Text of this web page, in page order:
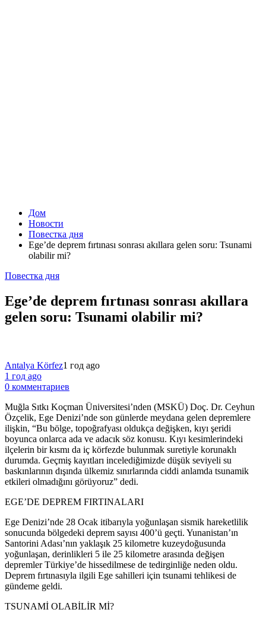
Дом
Новости
Повестка дня
Ege’de deprem fırtınası sonrası akıllara gelen soru: Tsunami
olabilir mi?
Повестка дня
Ege’de deprem fırtınası sonrası akıllara
gelen soru: Tsunami olabilir mi?
Antalya Körfez1 год ago
1 год ago
0 комментариев
Muğla Sıtkı Koçman Üniversitesi’nden (MSKÜ) Doç. Dr. Ceyhun
Özçelik, Ege Denizi’nde son günlerde meydana gelen depremlere
ilişkin, “Bu bölge, topoğrafyası oldukça değişken, kıyı şeridi
boyunca onlarca ada ve adacık söz konusu. Kıyı kesimlerindeki
ilçelerin bir kısmı da iç körfezde bulunmak suretiyle korunaklı
durumda. Geçmiş kayıtları incelediğimizde düşük seviyeli su
baskınlarının dışında ülkemiz sınırlarında ciddi anlamda tsunamik
etkileri olmadığını görüyoruz” dedi.
EGE’DE DEPREM FIRTINALARI
Ege Denizi’nde 28 Ocak itibarıyla yoğunlaşan sismik hareketlilik
sonucunda bölgedeki deprem sayısı 400’ü geçti. Yunanistan’ın
Santorini Adası’nın yaklaşık 25 kilometre kuzeydoğusunda
yoğunlaşan, derinlikleri 5 ile 25 kilometre arasında değişen
depremler Türkiye’de hissedilmese de tedirginliğe neden oldu.
Deprem fırtınasıyla ilgili Ege sahilleri için tsunami tehlikesi de
gündeme geldi.
TSUNAMİ OLABİLİR Mİ?